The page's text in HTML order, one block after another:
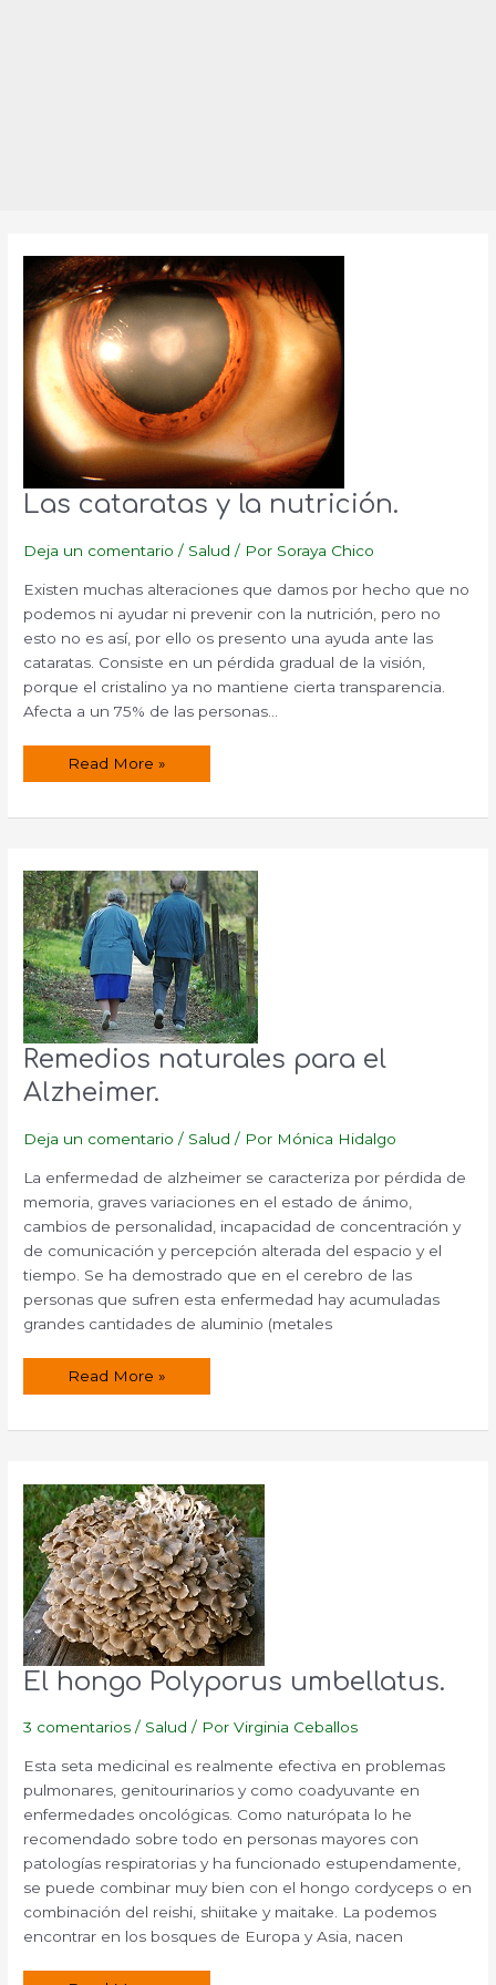
Las cataratas y la nutrición.
Deja un comentario / Salud / Por Soraya Chico
Existen muchas alteraciones que damos por hecho que no
podemos ni ayudar ni prevenir con la nutrición, pero no
esto no es así, por ello os presento una ayuda ante las
cataratas. Consiste en un pérdida gradual de la visión,
porque el cristalino ya no mantiene cierta transparencia.
Afecta a un 75% de las personas…
Las
nutrición.
Read More »
Remedios naturales para el
Alzheimer.
Deja un comentario / Salud / Por Mónica Hidalgo
La enfermedad de alzheimer se caracteriza por pérdida de
memoria, graves variaciones en el estado de ánimo,
cambios de personalidad, incapacidad de concentración y
de comunicación y percepción alterada del espacio y el
tiempo. Se ha demostrado que en el cerebro de las
personas que sufren esta enfermedad hay acumuladas
grandes cantidades de aluminio (metales
Remedios
Alzheimer.
Read More »
El hongo Polyporus umbellatus.
3 comentarios / Salud / PorVirginia Ceballos
Esta seta medicinal es realmente efectiva en problemas
pulmonares, genitourinarios y como coadyuvante en
enfermedades oncológicas. Como naturópata lo he
recomendado sobre todo en personas mayores con
patologías respiratorias y ha funcionado estupendamente,
se puede combinar muy bien con el hongo cordyceps o en
combinación del reishi, shiitake y maitake. La podemos
encontrar en los bosques de Europa y Asia, nacen